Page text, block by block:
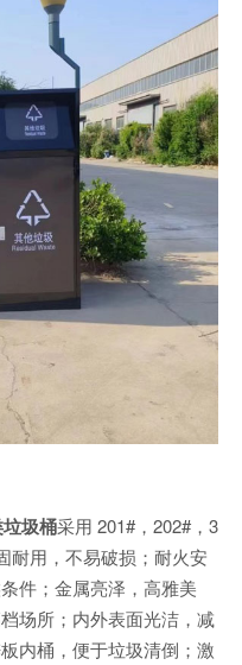
圾桶采用 201#，202#，3
耐用，不易破损；耐火安
件；金属亮泽，高雅美
场所；内外表面光洁，减
内桶，便于垃圾清倒；激